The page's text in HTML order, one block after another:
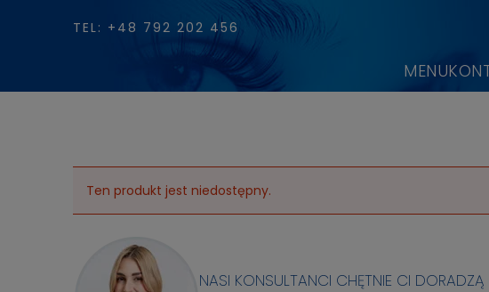
TEL: +48 792 202 456
MENU
Ten produkt jest niedostępny.
NASI KONSULTANCI CHĘTNIE CI DORADZĄ